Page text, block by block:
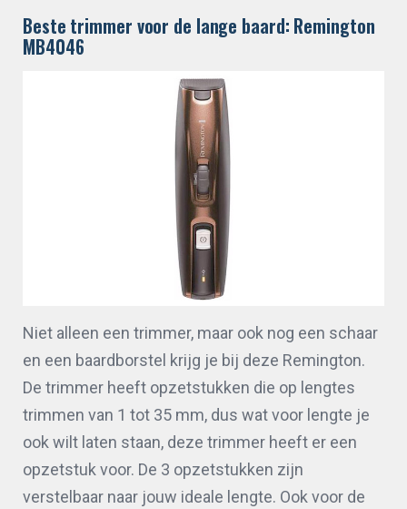
Beste trimmer voor de lange baard: Remington
MB4046
Niet alleen een trimmer, maar ook nog een schaar
en een baardborstel krijg je bij deze Remington.
De trimmer heeft opzetstukken die op lengtes
trimmen van 1 tot 35 mm, dus wat voor lengte je
ook wilt laten staan, deze trimmer heeft er een
opzetstuk voor. De 3 opzetstukken zijn
verstelbaar naar jouw ideale lengte. Ook voor de